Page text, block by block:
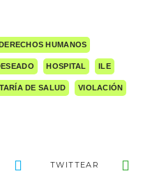
HUMANOS
HOSPITAL ILE
DE SALUD VIOLACIÓN
TWITTEAR